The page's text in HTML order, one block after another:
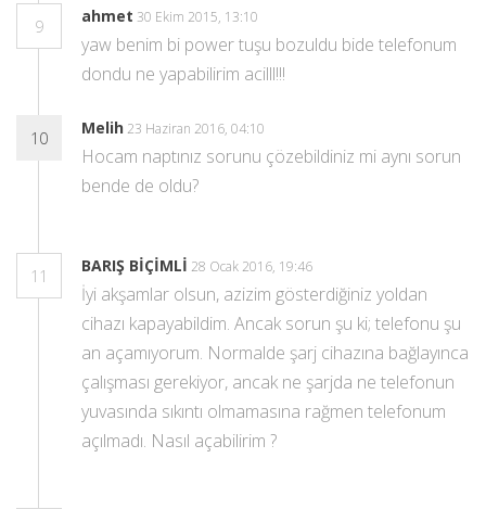
9
ahmet 30 Ekim 2015, 13:10
yaw benim bi power tuşu bozuldu bide telefonum
dondu ne yapabilirim acilll!!!
10
Melih 23 Haziran 2016, 04:10
Hocam naptınız sorunu çözebildiniz mi aynı sorun
bende de oldu?
11
BARIŞ BİÇİMLİ 28 Ocak 2016, 19:46
İyi akşamlar olsun, azizim gösterdiğiniz yoldan
cihazı kapayabildim. Ancak sorun şu ki; telefonu şu
an açamıyorum. Normalde şarj cihazına bağlayınca
çalışması gerekiyor, ancak ne şarjda ne telefonun
yuvasında sıkıntı olmamasına rağmen telefonum
açılmadı. Nasıl açabilirim ?